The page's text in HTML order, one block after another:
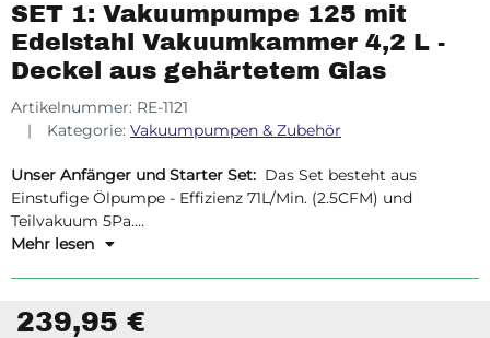
SET 1: Vakuumpumpe 125 mit
Edelstahl Vakuumkammer 4,2 L -
Deckel aus gehärtetem Glas
Artikelnummer: RE-1121
Kategorie: Vakuumpumpen & Zubehör
Unser Anfänger und Starter Set: Das Set besteht aus
Einstufige Ölpumpe - Effizienz 71L/Min. (2.5CFM) und
Teilvakuum 5Pa.
und Edelstahl Vakuumkammer zum Entgasen von
Mehr lesen
239,95 €